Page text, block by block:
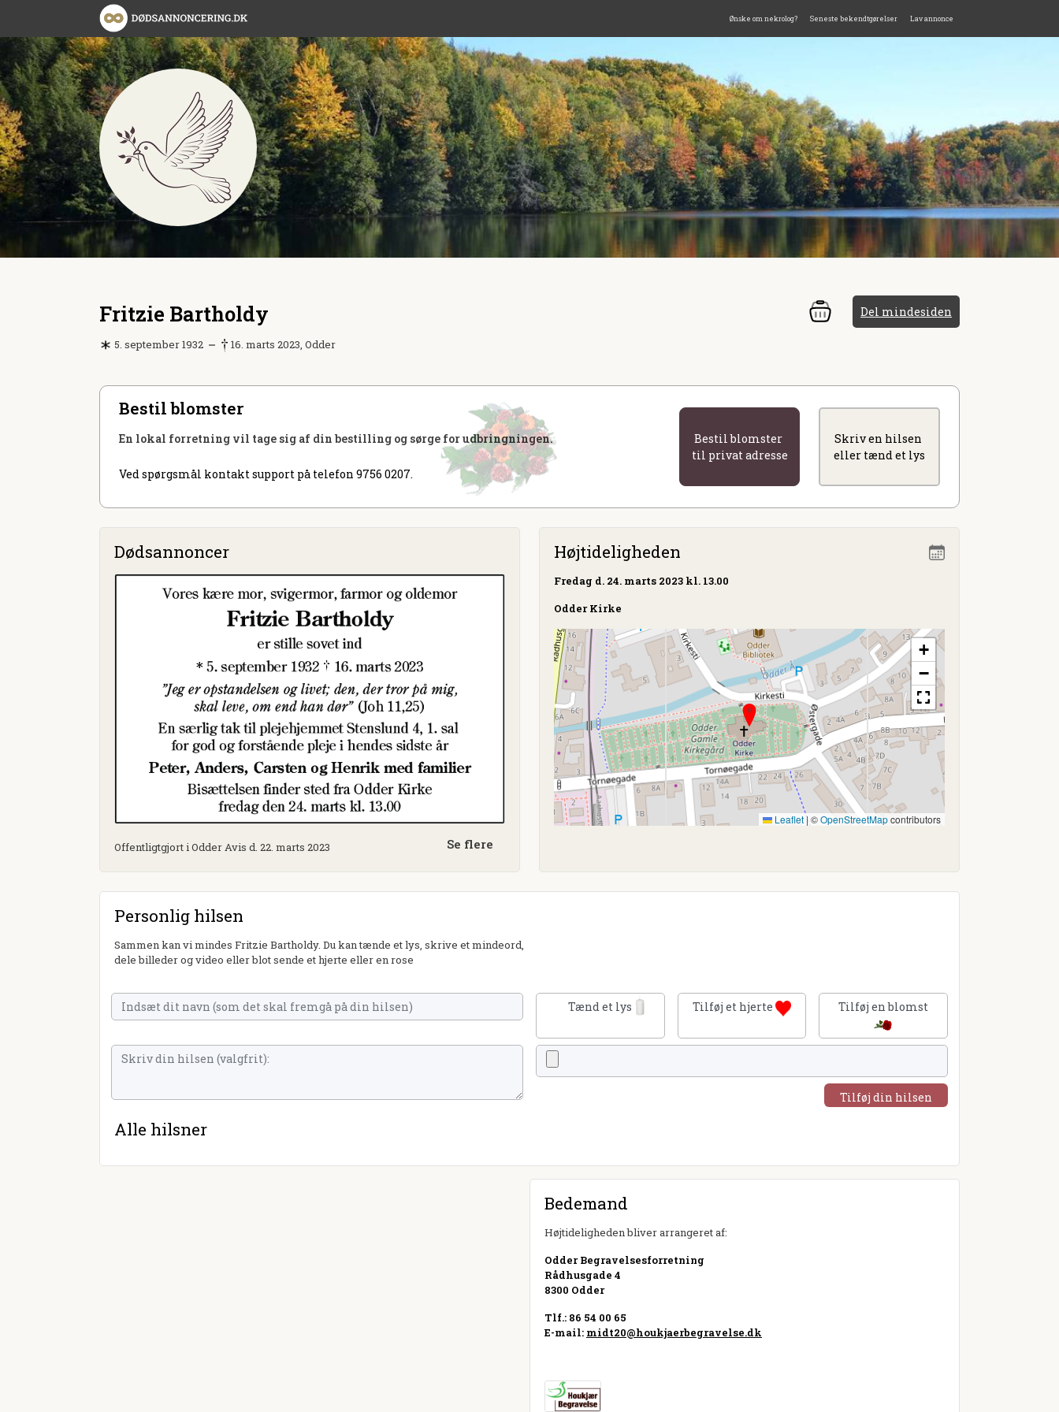
Ønske om nekrolog? Seneste bekendtgørelser Lav annonce
Fritzie Bartholdy Del mindesiden
5. september 1932 16. marts 2023, Odder
Bestil blomster
En lokal forretning vil tage sig af din bestilling og sørge for udbringningen.
Ved spørgsmål kontakt support på telefon 9756 0207.
Bestil blomster
til privat adresse
Skriv en hilsen
eller tænd et lys
Dødsannoncer
Offentligtgjort i Odder Avis d. 22. marts 2023 Se flere
Højtideligheden
Fredag d. 24. marts 2023 kl. 13.00
Odder Kirke
+
−
Leaflet|©OpenStreetMapcontributors
Personlig hilsen
Sammen kan vi mindes Fritzie Bartholdy. Du kan tænde et lys, skrive et mindeord,
dele billeder og video eller blot sende et hjerte eller en rose
Tænd et lys Tilføj et hjerte Tilføj en blomst
Tilføj din hilsen
Alle hilsner
Bedemand
Højtideligheden bliver arrangeret af:
Odder Begravelsesforretning
Rådhusgade 4
8300 Odder
Tlf.: 86 54 00 65
E-mail: midt20@houkjaerbegravelse.dk